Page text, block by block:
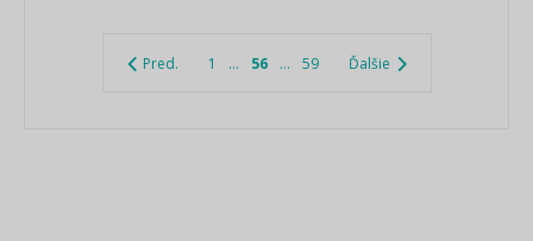
Pred. 1 ... 56 ... 59 Ďalšie